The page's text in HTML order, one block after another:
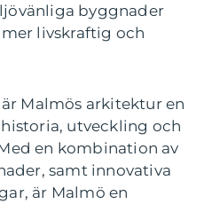
byggnader
livskraftig och
Malmös arkitektur en
utveckling och
en kombination av
samt innovativa
är Malmö en